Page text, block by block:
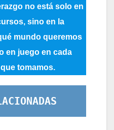
no está solo en
sino en la
mundo queremos
en juego en cada
tomamos.